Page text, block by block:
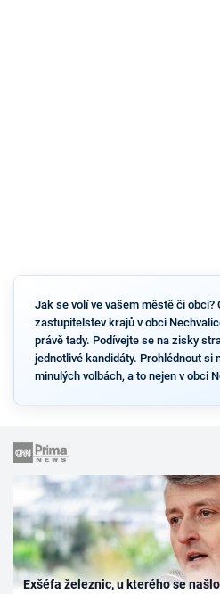
Jak se volí ve vašem městě či obci?
zastupitelstev krajů v obci
právě tady. Podívejte se na zisky
jednotlivé kandidáty. Prohlédnout si
minulých volbách, a to nejen v obci
Exšéfa železnic, u kterého se